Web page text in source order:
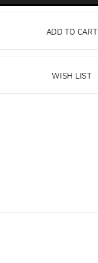
ADD TO CART
WISH LIST